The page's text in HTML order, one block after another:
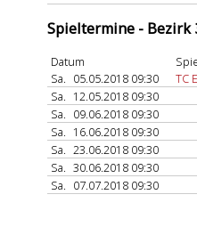
Spieltermine - Bezirk
Datum
Sa. 05.05.2018 09:30
TC
Sa. 12.05.2018 09:30
Sa. 09.06.2018 09:30
Sa. 16.06.2018 09:30
Sa. 23.06.2018 09:30
Sa. 30.06.2018 09:30
Sa. 07.07.2018 09:30